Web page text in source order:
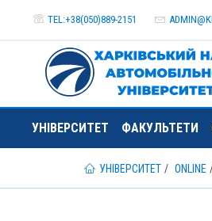
TEL:+38(050)889-2151 ADMIN@
УНІВЕРСИТЕТ ФАКУЛЬТЕТИ
УНІВЕРСИТЕТ ONLINE